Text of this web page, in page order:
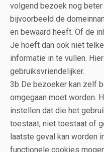
volgend bezoek nog
bijvoorbeeld de
en bewaard heeft. Of de
Je hoeft dan ook niet
informatie in te vullen.
gebruiksvriendelijker.
3b De bezoeker kan zelf
omgegaan moet worden.
instellen dat die het
toestaat, niet toestaat of
laatste geval kan worden
functionele cookies